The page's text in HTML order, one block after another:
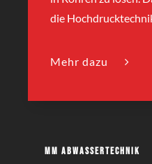
die
Mehr dazu
MM Abwassertechnik